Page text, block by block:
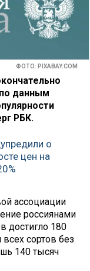
ФОТО: PIXABAY.COM
по данным
РБК.
о
цен на
ассоциации
россиянами
достигло 180
всех сортов без
140 тысяч